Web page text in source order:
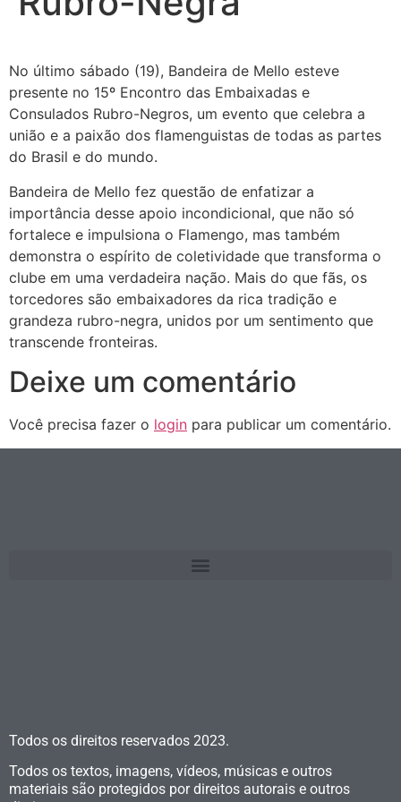
No último sábado (19), Bandeira de Mello esteve
presente no 15º Encontro das Embaixadas e
Consulados Rubro-Negros, um evento que celebra a
união e a paixão dos flamenguistas de todas as partes
do Brasil e do mundo.
Bandeira de Mello fez questão de enfatizar a
importância desse apoio incondicional, que não só
fortalece e impulsiona o Flamengo, mas também
demonstra o espírito de coletividade que transforma o
clube em uma verdadeira nação. Mais do que fãs, os
torcedores são embaixadores da rica tradição e
grandeza rubro-negra, unidos por um sentimento que
transcende fronteiras.
Deixe um comentário
Você precisa fazer o login para publicar um comentário.
Todos os direitos reservados 2023.
Todos os textos, imagens, vídeos, músicas e outros
materiais são protegidos por direitos autorais e outros